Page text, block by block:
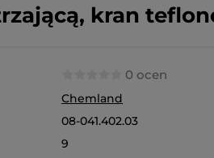
kran
0 ocen
Chemland
08-041.402.03
9